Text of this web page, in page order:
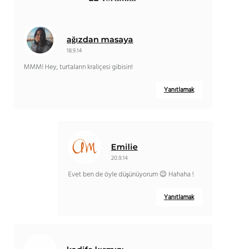
ağızdan masaya
18.9.14
MMM! Hey, turtaların kraliçesi gibisin!
Yanıtlamak
Emilie
20.9.14
Evet ben de öyle düşünüyorum 😉 Hahaha !
Yanıtlamak